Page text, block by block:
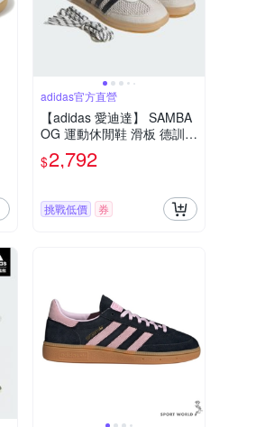
adidas官方直營
【adidas 愛迪達】 SAMBA
OG 運動休閒鞋 滑板 德訓鞋
復古 女鞋 - Originals IH400
3
$2,792
挑戰低價 券